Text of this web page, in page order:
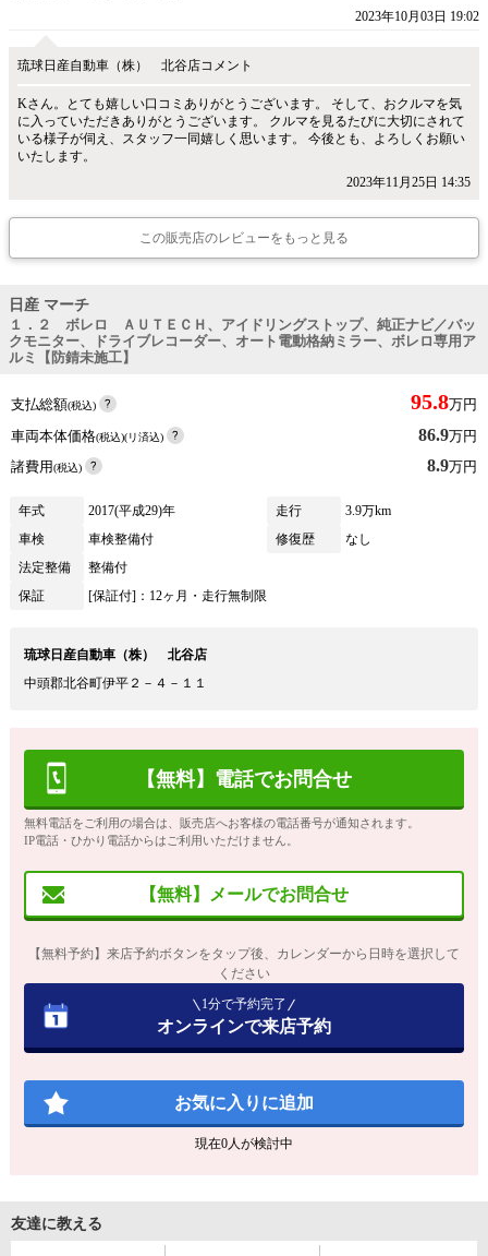
2023年10月03日 19:02
琉球日産自動車（株） 北谷店コメント
Kさん。とても嬉しい口コミありがとうございます。 そして、おクルマを気
に入っていただきありがとうございます。 クルマを見るたびに大切にされて
いる様子が伺え、スタッフ一同嬉しく思います。 今後とも、よろしくお願い
いたします。
2023年11月25日 14:35
この販売店のレビューをもっと見る
日産 マーチ
１．２ ボレロ ＡＵＴＥＣＨ、アイドリングストップ、純正ナビ／バッ
クモニター、ドライブレコーダー、オート電動格納ミラー、ボレロ専用ア
ルミ【防錆未施工】
支払総額(税込) 95.8万円
車両本体価格(税込)(リ済込) 86.9万円
諸費用(税込) 8.9万円
年式 2017(平成29)年 走行
3.9万km
車検
車検整備付 修復歴
なし
法定整備
整備付
保証
[保証付]：12ヶ月・走行無制限
琉球日産自動車（株） 北谷店
中頭郡北谷町伊平２－４－１１
【無料】電話でお問合せ
無料電話をご利用の場合は、販売店へお客様の電話番号が通知されます。
IP電話・ひかり電話からはご利用いただけません。
【無料】メールでお問合せ
【無料予約】来店予約ボタンをタップ後、カレンダーから日時を選択して
ください
1分で予約完了
オンラインで来店予約
お気に入りに追加
現在0人が検討中
友達に教える